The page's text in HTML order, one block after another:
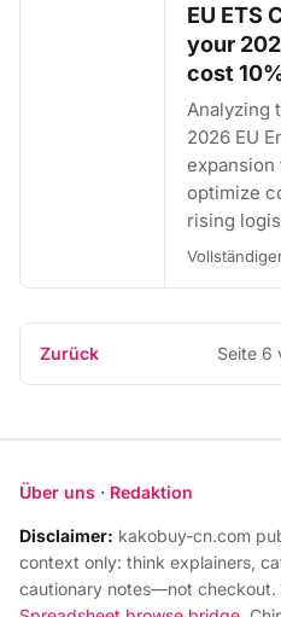
EU ETS
your
cost
Analyzing
2026 EU
expansion
optimize
rising
Zurück Seite 6
Über uns · Redaktion
Disclaimer: kakobuy-cn.com
context only: think explainers,
cautionary notes—not